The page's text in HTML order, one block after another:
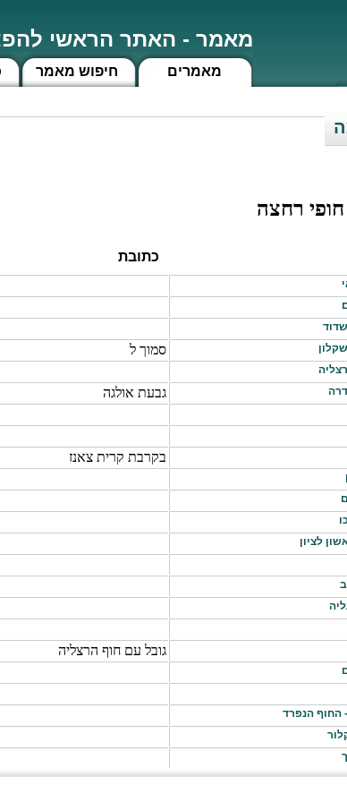
מאמר - האתר הראשי
חיפוש מאמר מאמרים
חופי רחצה
כתובת
סמוך ל
גבעת אולגה
בקרבת קרית צאנז
לציון
גובל עם חוף הרצליה
החוף הנפרד